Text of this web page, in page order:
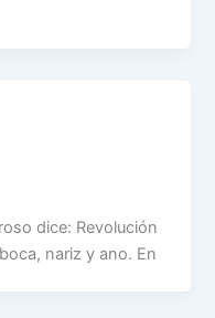
dice: Revolución
nariz y ano. En